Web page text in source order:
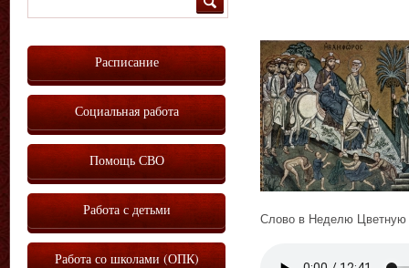
Слово в Неделю
Расписание
Социальная работа
Помощь СВО
Работа с детьми
Работа со школами (ОПК)